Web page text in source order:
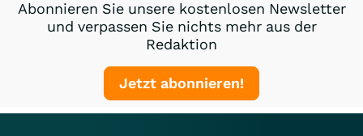
Abonnieren Sie unsere kostenlosen Newsletter
und verpassen Sie nichts mehr aus der
Redaktion
Jetzt abonnieren!